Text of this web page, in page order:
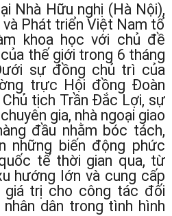
Nhà Hữu nghị (Hà Nội),
Phát triển Việt Nam tổ
khoa học với chủ đề
thế giới trong 6 tháng
sự đồng chủ trì của
trực Hội đồng Đoàn
tịch Trần Đắc Lợi, sự
gia, nhà ngoại giao
đầu nhằm bóc tách,
những biến động phức
tế thời gian qua, từ
hướng lớn và cung cấp
trị cho công tác đối
dân trong tình hình